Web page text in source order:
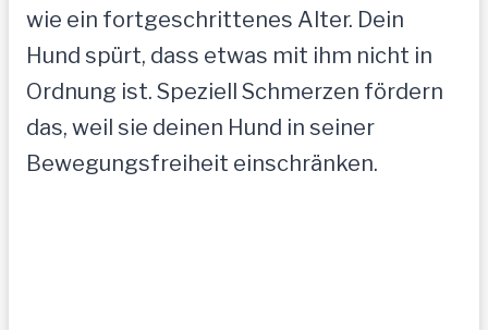
wie ein fortgeschrittenes Alter. Dein
Hund spürt, dass etwas mit ihm nicht in
Ordnung ist. Speziell Schmerzen fördern
das, weil sie deinen Hund in seiner
Bewegungsfreiheit einschränken.